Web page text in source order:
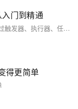
门到精通
APScheduler是Python强大的定时任务框架，通过触发器、执行器、任务存储和调度器四大组件，灵活实现各类周期性任务。支持内存、数据库、Redis等持久化存储，适用于Web集成、数据抓取、邮件发送等场景，解决传统sleep循环的诸多缺陷，助力构建稳定可靠的自动化系统。（238字）
得更简单